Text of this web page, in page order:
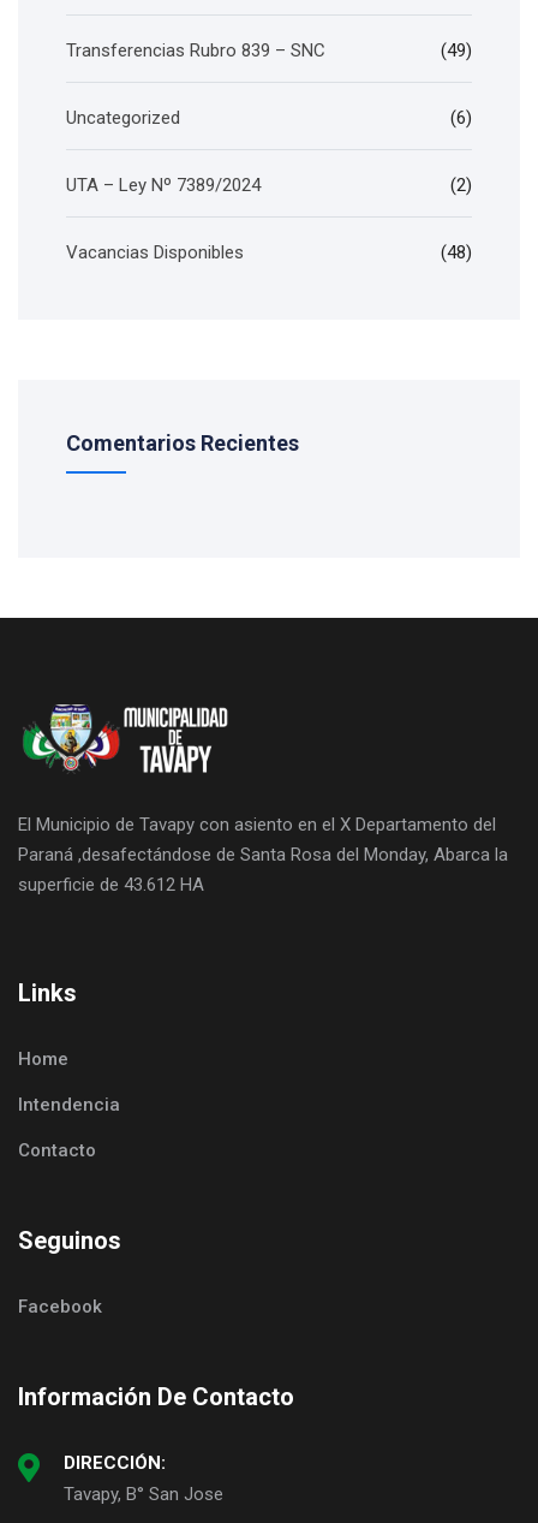
Transferencias Rubro 839 – SNC (49)
Uncategorized (6)
UTA – Ley Nº 7389/2024 (2)
Vacancias Disponibles (48)
Comentarios Recientes
El Municipio de Tavapy con asiento en el X Departamento del
Paraná ,desafectándose de Santa Rosa del Monday, Abarca la
superficie de 43.612 HA
Links
Home
Intendencia
Contacto
Seguinos
Facebook
Información De Contacto
DIRECCIÓN:
Tavapy, B° San Jose